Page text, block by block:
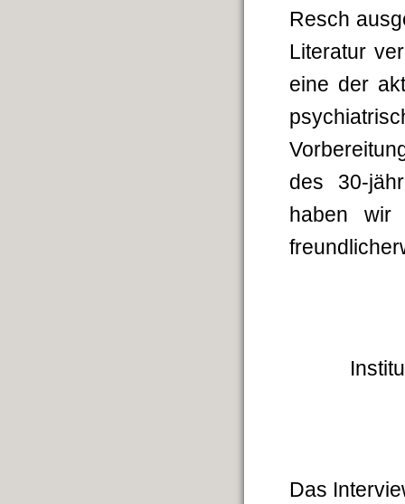
Resch
Literatur
eine der
des 30-
haben
Das